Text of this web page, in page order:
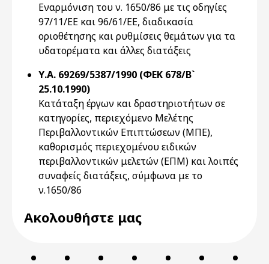
Εναρμόνιση του ν. 1650/86 με τις οδηγίες
97/11/ΕΕ και 96/61/ΕΕ, διαδικασία
οριοθέτησης και ρυθμίσεις θεμάτων για τα
υδατορέματα και άλλες διατάξεις
Υ.Α. 69269/5387/1990 (ΦΕΚ 678/Β`
25.10.1990)
Κατάταξη έργων και δραστηριοτήτων σε
κατηγορίες, περιεχόμενο Μελέτης
Περιβαλλοντικών Επιπτώσεων (ΜΠΕ),
καθορισμός περιεχομένου ειδικών
περιβαλλοντικών μελετών (ΕΠΜ) και λοιπές
συναφείς διατάξεις, σύμφωνα με το
ν.1650/86
Ακολουθήστε μας